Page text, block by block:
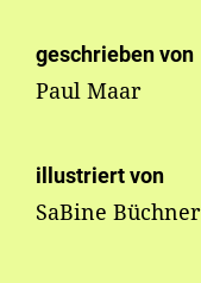
geschrieben von
Paul Maar
illustriert von
SaBine Büchner